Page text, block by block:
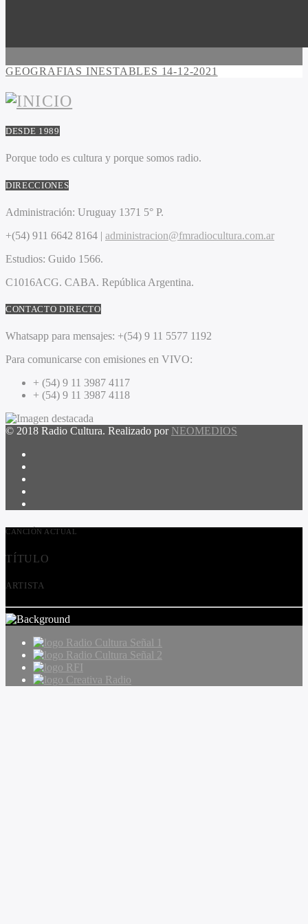
GEOGRAFIAS INESTABLES 14-12-2021
DESDE 1989
Porque todo es cultura y porque somos radio.
DIRECCIONES
Administración: Uruguay 1371 5° P.
+(54) 911 6642 8164 | administracion@fmradiocultura.com.ar
Estudios: Guido 1566.
C1016ACG. CABA. República Argentina.
CONTACTO DIRECTO
Whatsapp para mensajes: +(54) 9 11 5577 1192
Para comunicarse con emisiones en VIVO:
+ (54) 9 11 3987 4117
+ (54) 9 11 3987 4118
© 2018 Radio Cultura. Realizado por NEOMEDIOS
CANCIÓN ACTUAL
TÍTULO
ARTISTA
Radio Cultura Señal 1
Radio Cultura Señal 2
RFI
Creativa Radio